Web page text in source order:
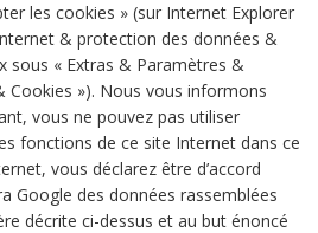
les cookies » (sur Internet Explorer
& protection des données &
sous « Extras & Paramètres &
Cookies »). Nous vous informons
vous ne pouvez pas utiliser
fonctions de ce site Internet dans ce
vous déclarez être d’accord
Google des données rassemblées
décrite ci-dessus et au but énoncé